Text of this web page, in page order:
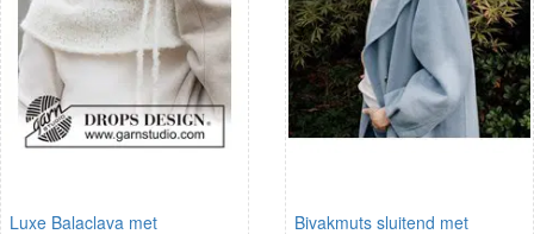
Luxe Balaclava met
Bivakmuts sluitend met